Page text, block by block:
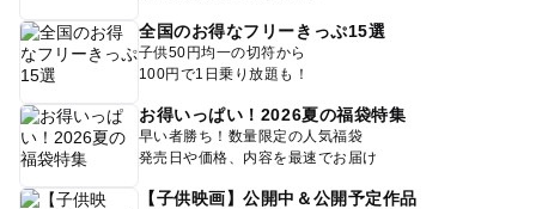
全国のお得なフリーきっぷ15選
子供50円均一の切符から
100円で1日乗り放題も！
お得いっぱい！2026夏の福袋特集
早い者勝ち！数量限定の人気福袋
発売日や価格、内容を最速でお届け
【子供映画】公開中＆公開予定作品